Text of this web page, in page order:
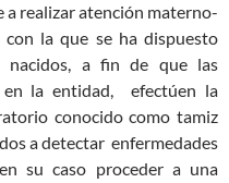
a realizar atención materno-
la que se ha dispuesto
nacidos, a fin de que las
en la entidad, efectúen la
conocido como tamiz
a detectar enfermedades
su caso proceder a una